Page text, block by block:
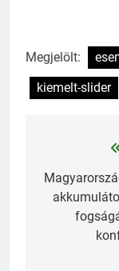
Megjelölt:
kiemelt-slider